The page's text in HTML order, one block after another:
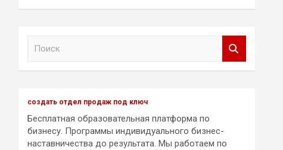
создать отдел продаж под ключ
Бесплатная образовательная платформа по
бизнесу. Программы индивидуального бизнес-
наставничества до результата. Мы работаем по